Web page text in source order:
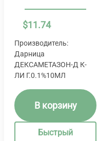
$11.74
Производитель:
Дарница
ДЕКСАМЕТАЗОН-Д К-
ЛИ Г.0.1%10МЛ
В корзину
Быстрый